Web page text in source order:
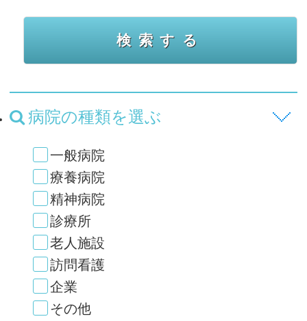
病院の種類を選ぶ
一般病院
療養病院
精神病院
診療所
老人施設
訪問看護
企業
その他